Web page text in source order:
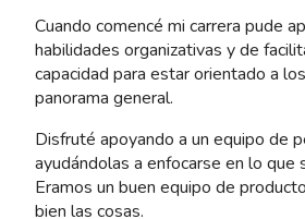
Cuando comencé mi carrera pude
habilidades organizativas y de
capacidad para estar orientado a
panorama general.
Disfruté apoyando a un equipo de
ayudándolas a enfocarse en lo que
Eramos un buen equipo de
bien las cosas.